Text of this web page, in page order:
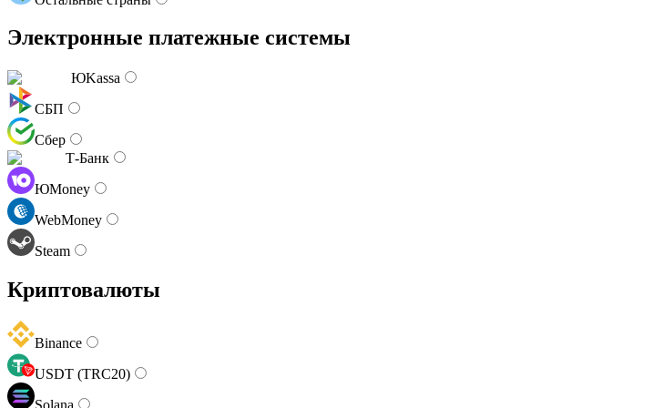
Электронные платежные системы
ЮKassa
СБП
Сбер
Т-Банк
ЮMoney
WebMoney
Steam
Криптовалюты
Binance
USDT (TRC20)